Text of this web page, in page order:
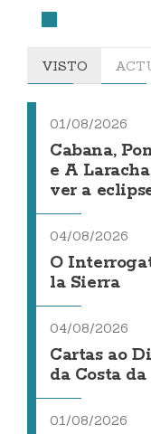
VISTO
01/08/2026
Cabana,
e A
ver a
04/08/2026
O
la Sierra
04/08/2026
Cartas ao
da Costa
01/08/2026